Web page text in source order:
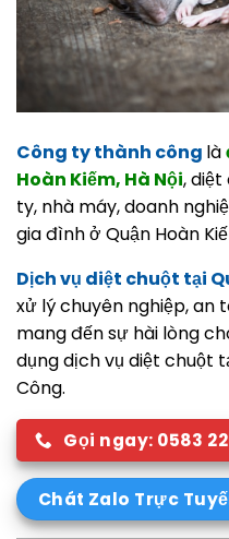
Công ty thành công là
Hoàn Kiếm, Hà Nội,
ty, nhà máy, doanh
gia đình ở Quận Hoàn
Dịch vụ diệt chuột tại
xử lý chuyên nghiệp, an
mang đến sự hài lòng
dụng dịch vụ diệt chuột
Công.
Gọi ngay: 0583
Chát Zalo Trực